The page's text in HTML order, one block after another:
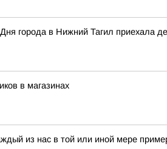
города в Нижний Тагил приехала
в магазинах
из нас в той или иной мере